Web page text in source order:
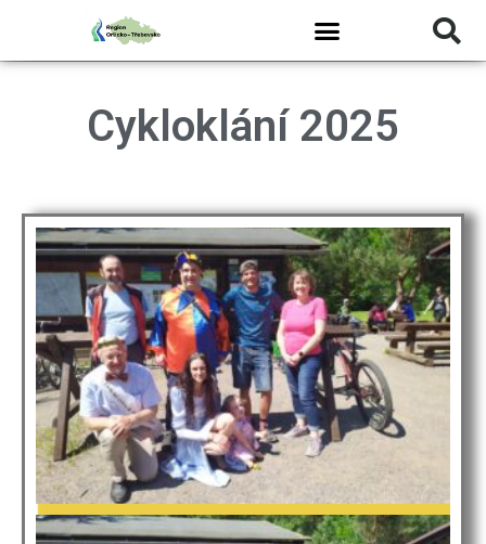
Cykloklání 2025